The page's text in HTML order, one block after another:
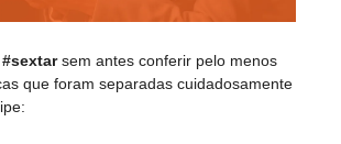
#sextarsem antes conferir pelo menos
que foram separadas cuidadosamente